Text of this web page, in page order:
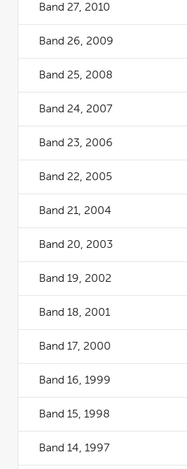
Band 27, 2010
Band 26, 2009
Band 25, 2008
Band 24, 2007
Band 23, 2006
Band 22, 2005
Band 21, 2004
Band 20, 2003
Band 19, 2002
Band 18, 2001
Band 17, 2000
Band 16, 1999
Band 15, 1998
Band 14, 1997